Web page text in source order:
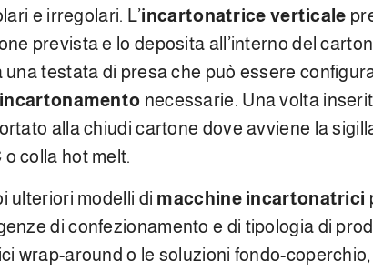
e irregolari. L’incartonatrice verticale
prevista e lo deposita all’interno del
una testata di presa che può essere
incartonamento necessarie. Una volta
alla chiudi cartone dove avviene la
colla hot melt.
ulteriori modelli di macchine incartonatrici
di confezionamento e di tipologia di
wrap-around o le soluzioni fondo-